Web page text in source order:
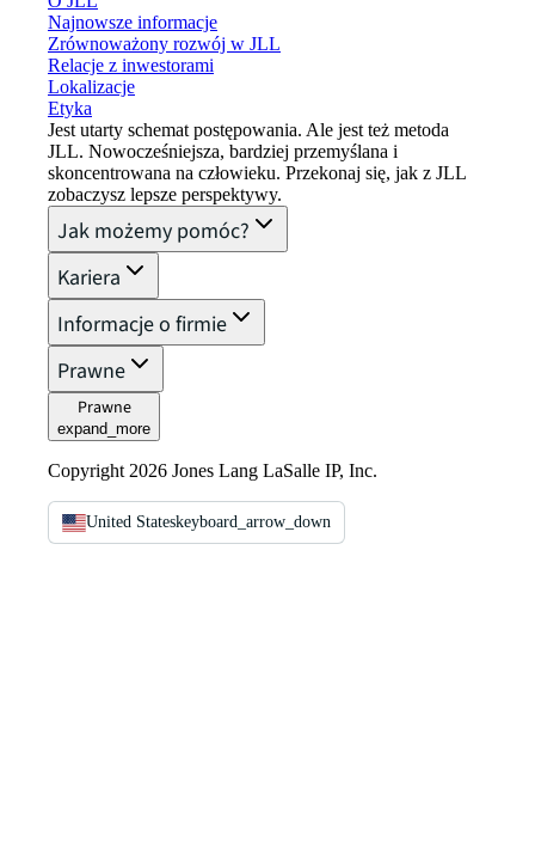
Najnowsze informacje
Zrównoważony rozwój w JLL
Relacje z inwestorami
Lokalizacje
Etyka
Jest utarty schemat postępowania. Ale jest też metoda
JLL. Nowocześniejsza, bardziej przemyślana i
skoncentrowana na człowieku. Przekonaj się, jak z JLL
zobaczysz lepsze perspektywy.
Jak możemy pomóc?
Kariera
Informacje o firmie
Prawne
Prawne
expand_more
Copyright 2026 Jones Lang LaSalle IP, Inc.
United Stateskeyboard_arrow_down